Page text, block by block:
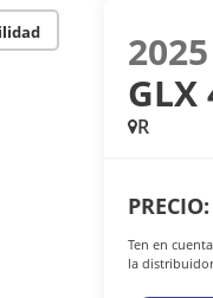
2025
GLX
R
PRECIO:
Ten en
la